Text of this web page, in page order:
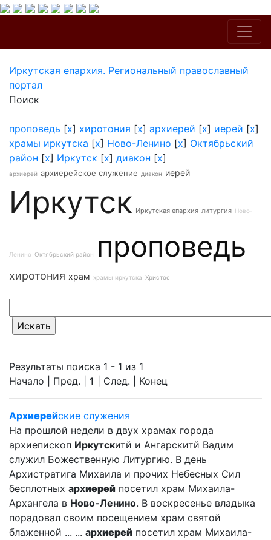
Иркутская епархия. Региональный православный
портал
Поиск
проповедь [x] хиротония [x] архиерей [x] иерей [x]
храмы иркутска [x] Ново-Ленино [x] Октябрьский
район [x] Иркутск [x] диакон [x]
архиерей архиерейское служение диакон иерей
Иркутск Иркутская епархия литургия Ново-
Ленино Октябрьский район проповедь
хиротония храм храмы иркутска Христос
Результаты поиска 1 - 1 из 1
Начало | Пред. | 1 | След. | Конец
Архиерейские служения
На прошлой недели в двух храмах города
архиепископ Иркутскитй и Ангарскитй Вадим
служил Божественную Литургию. В день
Архистратига Михаила и прочих Небесных Сил
бесплотных архиерей посетил храм Михаила-
Архангела в Ново-Ленино. В воскресенье владыка
порадовал своим посещением храм святой
блаженной ... ... архиерей посетил храм Михаила-